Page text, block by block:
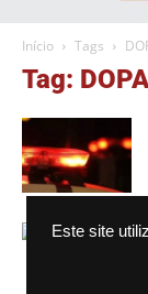
Este site
Início Tags
Tag: